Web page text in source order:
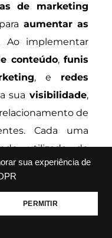
sua experiência de
PERMITIR
de marketing
aumentar as
Ao implementar
conteúdo,funis
, e redes
sua visibilidade,
de
Cada uma
utilizada de
seu negócio e
patamar.